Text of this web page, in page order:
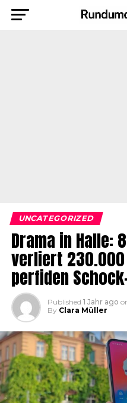
UNCATEGORIZED
Drama in Halle:
verliert
perfiden
Published 1 Jahr ago
By Clara Müller